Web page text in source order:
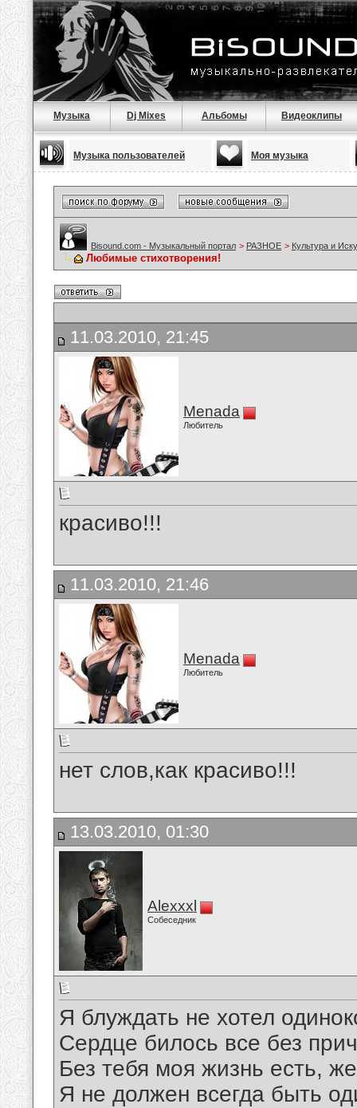
Музыка Dj Mixes Альбомы Видеоклипы
Музыка пользователей Моя музыка
Bisound.com - Музыкальный портал > РАЗНОЕ > Культура и
Любимые стихотворения!
11.03.2010, 21:45
Menada
Любитель
красиво!!!
11.03.2010, 21:46
Menada
Любитель
нет слов,как красиво!!!
13.03.2010, 01:30
Alexxxl
Собеседник
Я блуждать не хотел
Сердце билось все без
Без тебя моя жизнь есть,
Я не должен всегда быть